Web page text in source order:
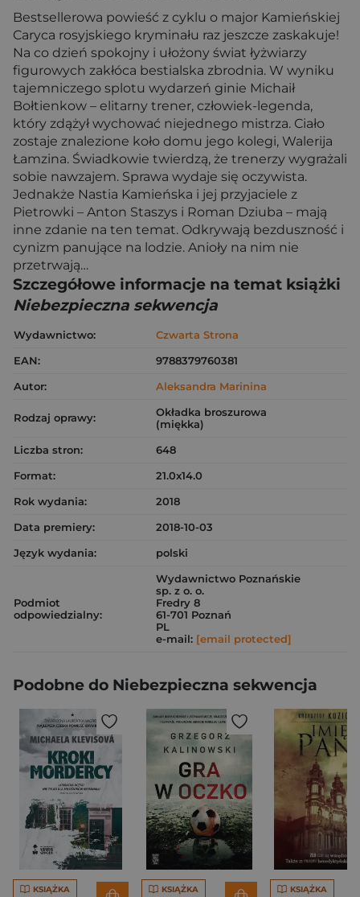
Bestsellerowa powieść z cyklu o major Kamieńskiej
Caryca rosyjskiego kryminału raz jeszcze zaskakuje!
Na co dzień spokojny i ułożony świat łyżwiarzy
figurowych zakłóca bestialska zbrodnia. W wyniku
tajemniczego splotu wydarzeń ginie Michaił
Bołtienkow – elitarny trener, człowiek-legenda,
który zdążył wychować niejednego mistrza. Ciało
zostaje znalezione koło domu jego kolegi, Walerija
Łamzina. Świadkowie twierdzą, że trenerzy wygrażali
sobie nawzajem. Sprawa wydaje się oczywista.
Jednakże Nastia Kamieńska i jej przyjaciele z
Pietrowki – Anton Staszys i Roman Dziuba – mają
inne zdanie na ten temat. Odkrywają bezduszność i
cynizm panujące na lodzie. Anioły na nim nie
przetrwają…
Szczegółowe informacje na temat książki
Niebezpieczna sekwencja
Wydawnictwo:
Czwarta Strona
EAN:
9788379760381
Autor:
Aleksandra Marinina
Rodzaj oprawy:
Okładka broszurowa
(miękka)
Liczba stron:
648
Format:
21.0x14.0
Rok wydania:
2018
Data premiery:
2018-10-03
Język wydania:
polski
Podmiot
odpowiedzialny:
Wydawnictwo Poznańskie
sp. z o. o.
Fredry 8
61-701 Poznań
PL
e-mail: [email protected]
Podobne do Niebezpieczna sekwencja
KSIĄŻKA KSIĄŻKA KSIĄŻKA